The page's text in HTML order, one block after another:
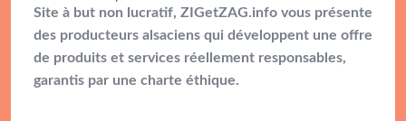
Site à but non lucratif, ZIGetZAG.info vous présente
des producteurs alsaciens qui développent une offre
de produits et services réellement responsables,
garantis par une charte éthique.